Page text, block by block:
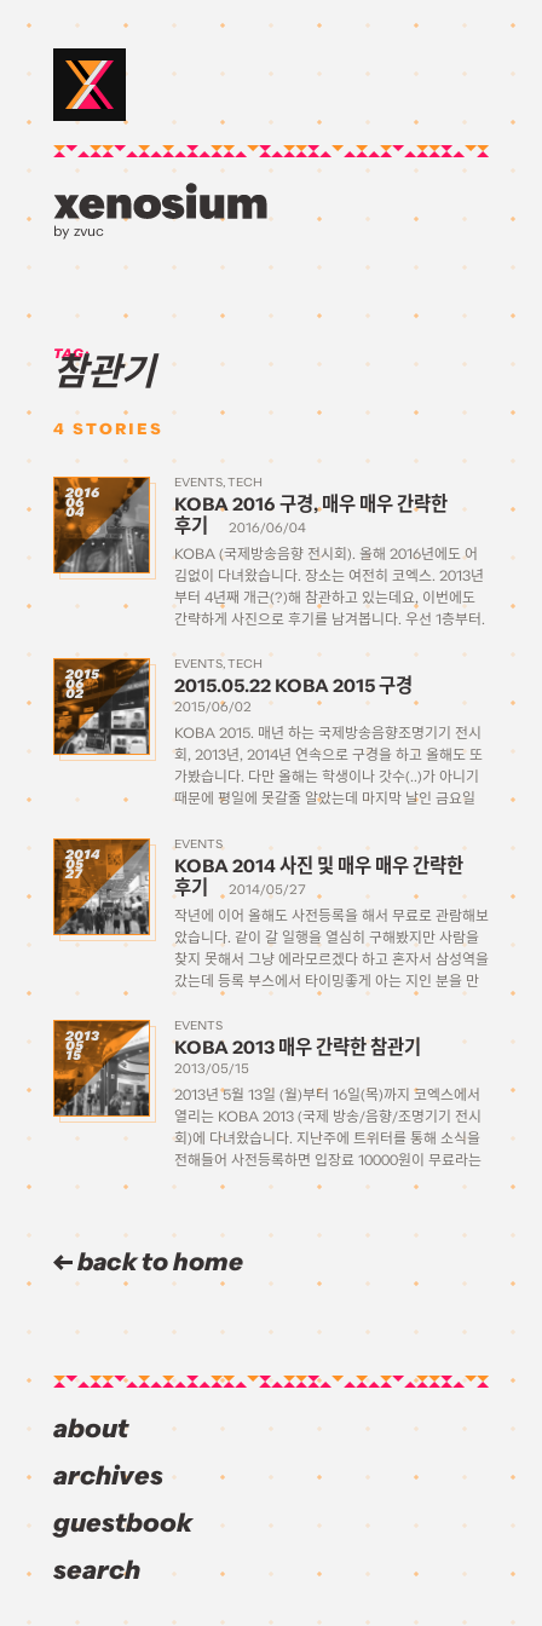
by zvuc
TAG:
참관기
4 STORIES
2016
06
04
EVENTS TECH
KOBA 2016 구경, 매우 매우 간략한
후기
2016/06/04
KOBA (국제방송음향 전시회). 올해 2016년에도 어
김없이 다녀왔습니다. 장소는 여전히 코엑스. 2013년
부터 4년째 개근(?)해 참관하고 있는데요, 이번에도
간략하게 사진으로 후기를 남겨봅니다. 우선 1층부터.
크고 아름다운 스피커들과 오디오 믹싱 및 조명 시스
템, 디스플레이 등이 주류를 […]
2015
06
02
EVENTS TECH
2015.05.22 KOBA 2015 구경
2015/06/02
KOBA 2015. 매년 하는 국제방송음향조명기기 전시
회, 2013년, 2014년 연속으로 구경을 하고 올해도 또
가봤습니다. 다만 올해는 학생이나 갓수(..)가 아니기
때문에 평일에 못갈줄 알았는데 마지막 날인 금요일
잠깐 가서 구경할 수 있었습니다. 사실 […]
2014
05
27
EVENTS
KOBA 2014 사진 및 매우 매우 간략한
후기
2014/05/27
작년에 이어 올해도 사전등록을 해서 무료로 관람해보
았습니다. 같이 갈 일행을 열심히 구해봤지만 사람을
찾지 못해서 그냥 에라모르겠다 하고 혼자서 삼성역을
갔는데 등록 부스에서 타이밍좋게 아는 지인 분을 만
구경하고 왔습니다. * * […]
2013
05
15
EVENTS
KOBA 2013 매우 간략한 참관기
2013/05/15
2013년 5월 13일 (월)부터 16일(목)까지 코엑스에서
열리는 KOBA 2013 (국제 방송/음향/조명기기 전시
회)에 다녀왔습니다. 지난주에 트위터를 통해 소식을
전해들어 사전등록하면 입장료 10000원이 무료라는
말에 솔깃해 일단 등록해두고 보자 하고 등록하고, 같
back to home
about
archives
guestbook
search